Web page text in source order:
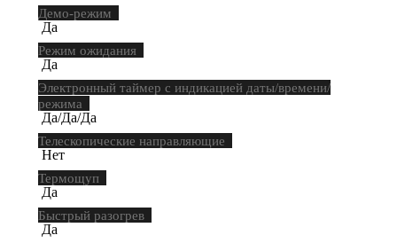
Демо-режим
Да
Режим ожидания
Да
Электронный таймер с индикацией даты/времени/
режима
Да/Да/Да
Телескопические направляющие
Нет
Термощуп
Да
Быстрый разогрев
Да